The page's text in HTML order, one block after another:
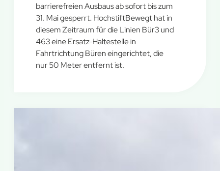
barrierefreien Ausbaus ab sofort bis zum
31. Mai gesperrt. HochstiftBewegt hat in
diesem Zeitraum für die Linien Bür3 und
463 eine Ersatz-Haltestelle in
Fahrtrichtung Büren eingerichtet, die
nur 50 Meter entfernt ist.